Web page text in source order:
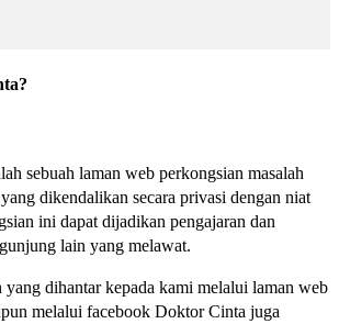
sebuah laman web perkongsian masalah
dikendalikan secara privasi dengan niat
ini dapat dijadikan pengajaran dan
lain yang melawat.
yang dihantar kepada kami melalui laman web
melalui facebook Doktor Cinta juga